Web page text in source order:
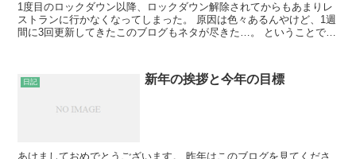
1度目のロックダウン以降、ロックダウン解除されてからもあまりレ
ストランに行かなくなってしまった。 原因は色々あるんやけど、1週
間に3回更新してきたこのブログもネタが尽きた…。 ということで、
日記 新年の挨拶と今年の目標
あけましておめでとうございます。 昨年はこのブログを見てくださ